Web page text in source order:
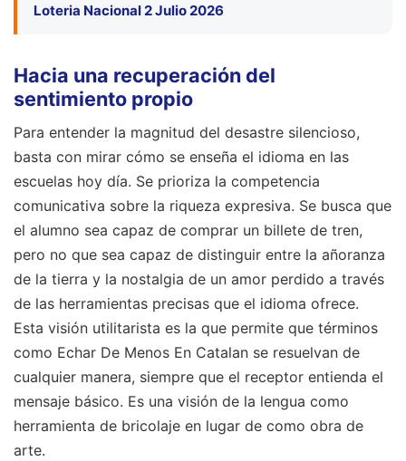
Loteria Nacional 2 Julio 2026
Hacia una recuperación del
sentimiento propio
Para entender la magnitud del desastre silencioso,
basta con mirar cómo se enseña el idioma en las
escuelas hoy día. Se prioriza la competencia
comunicativa sobre la riqueza expresiva. Se busca que
el alumno sea capaz de comprar un billete de tren,
pero no que sea capaz de distinguir entre la añoranza
de la tierra y la nostalgia de un amor perdido a través
de las herramientas precisas que el idioma ofrece.
Esta visión utilitarista es la que permite que términos
como Echar De Menos En Catalan se resuelvan de
cualquier manera, siempre que el receptor entienda el
mensaje básico. Es una visión de la lengua como
herramienta de bricolaje en lugar de como obra de
arte.